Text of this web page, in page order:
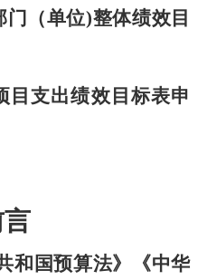
门（单位)整体绩效目
目支出绩效目标表申
和国预算法》《中华